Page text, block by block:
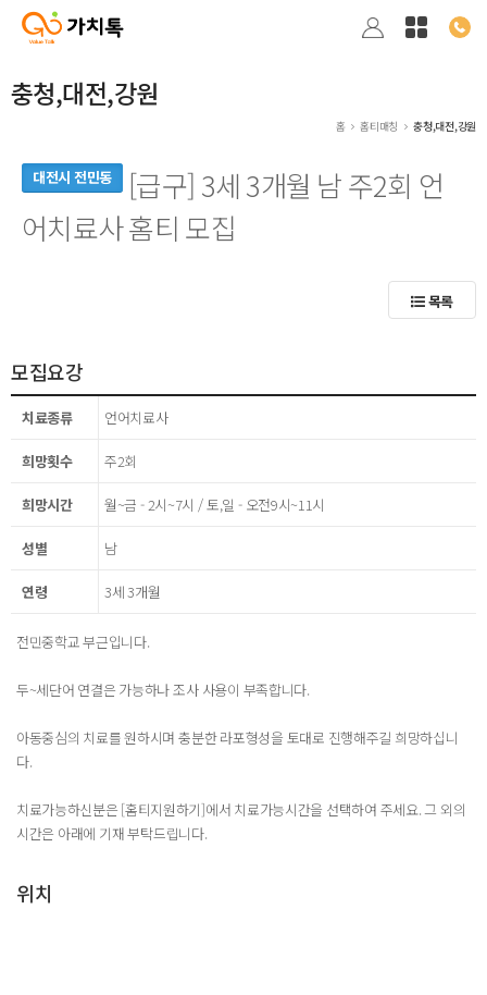
충청,대전,강원
홈 홈티매칭 충청,대전,강원
대전시 전민동
[급구] 3세 3개월 남 주2회 언
어치료사 홈티 모집
목록
모집요강
치료종류 언어치료사
희망횟수 주2회
희망시간 월~금 - 2시~7시 / 토,일 - 오전9시~11시
성별 남
연령 3세 3개월
전민중학교 부근입니다.
두~세단어 연결은 가능하나 조사 사용이 부족합니다.
아동중심의 치료를 원하시며 충분한 라포형성을 토대로 진행해주길 희망하십니
다.
치료가능하신분은 [홈티지원하기]에서 치료가능시간을 선택하여 주세요. 그 외의
시간은 아래에 기재 부탁드립니다.
위치